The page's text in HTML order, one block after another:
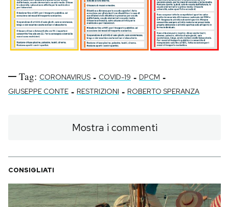
Tag: CORONAVIRUS - COVID-19 - DPCM -
GIUSEPPE CONTE - RESTRIZIONI - ROBERTO SPERANZA
Mostra i commenti
CONSIGLIATI